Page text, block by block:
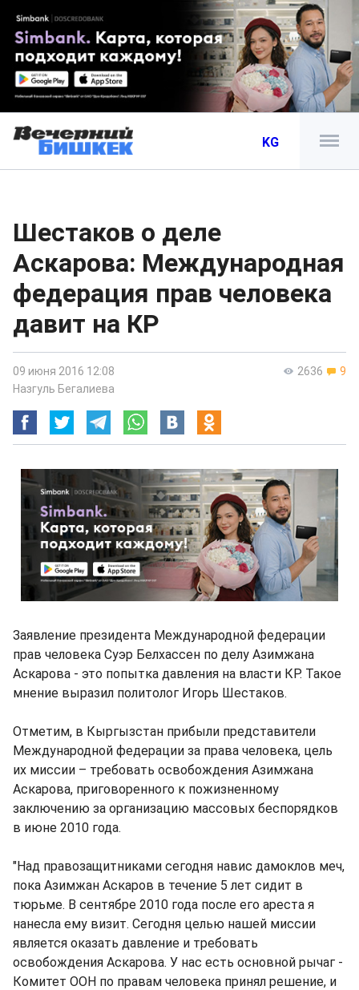
KG
Шестаков о деле
Аскарова: Международная
федерация прав человека
давит на КР
2636 9
09 июня 2016 12:08
Назгуль Бегалиева
Заявление президента Международной федерации
прав человека Суэр Белхассен по делу Азимжана
Аскарова - это попытка давления на власти КР. Такое
мнение выразил политолог Игорь Шестаков.
Отметим, в Кыргызстан прибыли представители
Международной федерации за права человека, цель
их миссии – требовать освобождения Азимжана
Аскарова, приговоренного к пожизненному
заключению за организацию массовых беспорядков
в июне 2010 года.
"Над правозащитниками сегодня навис дамоклов меч,
пока Азимжан Аскаров в течение 5 лет сидит в
тюрьме. В сентябре 2010 года после его ареста я
нанесла ему визит. Сегодня целью нашей миссии
является оказать давление и требовать
освобождения Аскарова. У нас есть основной рычаг -
Комитет ООН по правам человека принял решение, и